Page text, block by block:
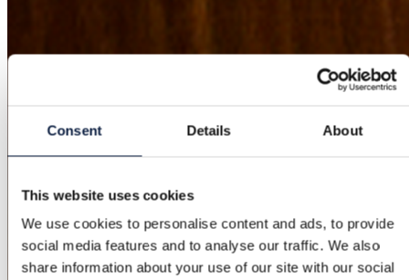
Consent Details About
This website uses cookies
We use cookies to personalise content and ads, to provide
social media features and to analyse our traffic. We also
share information about your use of our site with our social